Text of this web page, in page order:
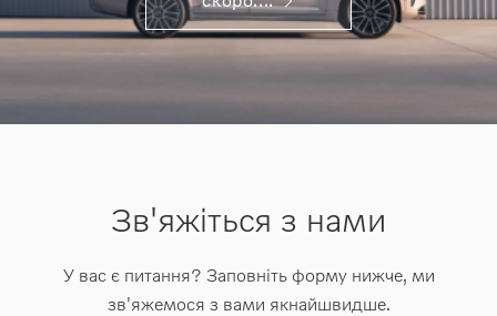
Зв'яжіться з нами
У вас є питання? Заповніть форму нижче, ми
зв'яжемося з вами якнайшвидше.